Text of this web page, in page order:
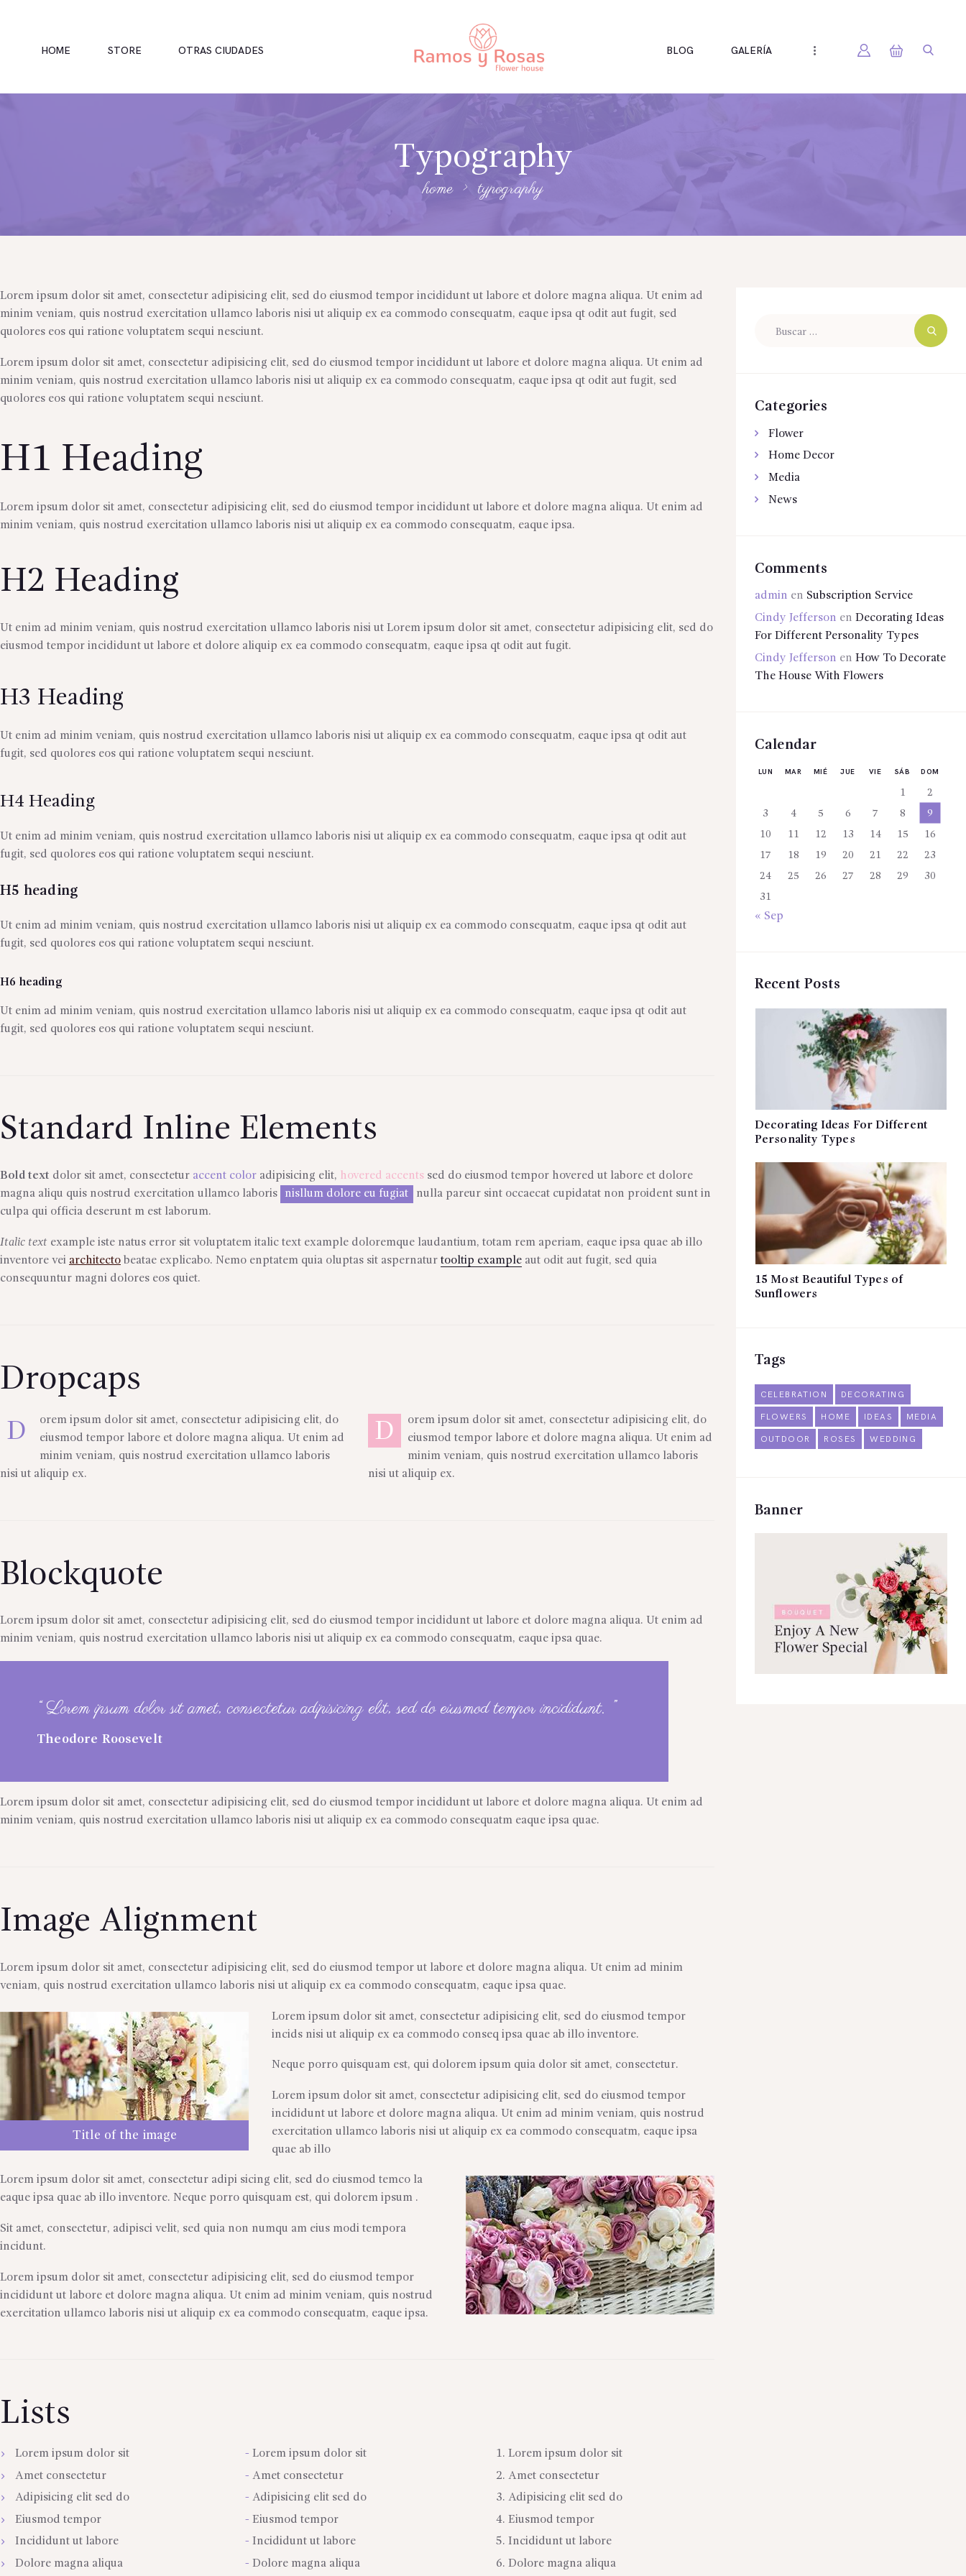
HOME STORE OTRAS CIUDADES BLOG GALERÍA
Typography
home typography
OFRENDA FÚNEBRE
OTRAS CIUDADES
BLOG
GALERÍA
Lorem ipsum dolor sit amet, consectetur adipisicing elit, sed do eiusmod tempor incididunt ut labore et dolore magna aliqua. Ut enim ad
minim veniam, quis nostrud exercitation ullamco laboris nisi ut aliquip ex ea commodo consequatm, eaque ipsa qt odit aut fugit, sed
quolores eos qui ratione voluptatem sequi nesciunt.
Lorem ipsum dolor sit amet, consectetur adipisicing elit, sed do eiusmod tempor incididunt ut labore et dolore magna aliqua. Ut enim ad
minim veniam, quis nostrud exercitation ullamco laboris nisi ut aliquip ex ea commodo consequatm, eaque ipsa qt odit aut fugit, sed
quolores eos qui ratione voluptatem sequi nesciunt.
H1 Heading
Lorem ipsum dolor sit amet, consectetur adipisicing elit, sed do eiusmod tempor incididunt ut labore et dolore magna aliqua. Ut enim ad
minim veniam, quis nostrud exercitation ullamco laboris nisi ut aliquip ex ea commodo consequatm, eaque ipsa.
H2 Heading
Ut enim ad minim veniam, quis nostrud exercitation ullamco laboris nisi ut Lorem ipsum dolor sit amet, consectetur adipisicing elit, sed do
eiusmod tempor incididunt ut labore et dolore aliquip ex ea commodo consequatm, eaque ipsa qt odit aut fugit.
H3 Heading
Ut enim ad minim veniam, quis nostrud exercitation ullamco laboris nisi ut aliquip ex ea commodo consequatm, eaque ipsa qt odit aut
fugit, sed quolores eos qui ratione voluptatem sequi nesciunt.
H4 Heading
Ut enim ad minim veniam, quis nostrud exercitation ullamco laboris nisi ut aliquip ex ea commodo consequatm, eaque ipsa qt odit aut
fugit, sed quolores eos qui ratione voluptatem sequi nesciunt.
H5 heading
Ut enim ad minim veniam, quis nostrud exercitation ullamco laboris nisi ut aliquip ex ea commodo consequatm, eaque ipsa qt odit aut
fugit, sed quolores eos qui ratione voluptatem sequi nesciunt.
H6 heading
Ut enim ad minim veniam, quis nostrud exercitation ullamco laboris nisi ut aliquip ex ea commodo consequatm, eaque ipsa qt odit aut
fugit, sed quolores eos qui ratione voluptatem sequi nesciunt.
Standard Inline Elements
Bold text dolor sit amet, consectetur accent color adipisicing elit, hovered accents sed do eiusmod tempor hovered ut labore et dolore
magna aliqu quis nostrud exercitation ullamco laboris
nisllum dolore eu fugiat
nulla pareur sint occaecat cupidatat non proident sunt in
culpa qui officia deserunt m est laborum.
Italic text example iste natus error sit voluptatem italic text example doloremque laudantium, totam rem aperiam, eaque ipsa quae ab illo
inventore vei architecto beatae explicabo. Nemo enptatem quia oluptas sit aspernatur tooltip example aut odit aut fugit, sed quia
consequuntur magni dolores eos quiet.
Dropcaps
D
orem ipsum dolor sit amet, consectetur adipisicing elit, do
eiusmod tempor labore et dolore magna aliqua. Ut enim ad
minim veniam, quis nostrud exercitation ullamco laboris
nisi ut aliquip ex.
D
orem ipsum dolor sit amet, consectetur adipisicing elit, do
eiusmod tempor labore et dolore magna aliqua. Ut enim ad
minim veniam, quis nostrud exercitation ullamco laboris
nisi ut aliquip ex.
Blockquote
Lorem ipsum dolor sit amet, consectetur adipisicing elit, sed do eiusmod tempor incididunt ut labore et dolore magna aliqua. Ut enim ad
minim veniam, quis nostrud exercitation ullamco laboris nisi ut aliquip ex ea commodo consequatm, eaque ipsa quae.
“ Lorem ipsum dolor sit amet, consectetur adipisicing elit, sed do eiusmod tempor incididunt. ”
Theodore Roosevelt
Lorem ipsum dolor sit amet, consectetur adipisicing elit, sed do eiusmod tempor incididunt ut labore et dolore magna aliqua. Ut enim ad
minim veniam, quis nostrud exercitation ullamco laboris nisi ut aliquip ex ea commodo consequatm eaque ipsa quae.
Image Alignment
Lorem ipsum dolor sit amet, consectetur adipisicing elit, sed do eiusmod tempor ut labore et dolore magna aliqua. Ut enim ad minim
veniam, quis nostrud exercitation ullamco laboris nisi ut aliquip ex ea commodo consequatm, eaque ipsa quae.
Title of the image
Lorem ipsum dolor sit amet, consectetur adipisicing elit, sed do eiusmod tempor
incids nisi ut aliquip ex ea commodo conseq ipsa quae ab illo inventore.
Neque porro quisquam est, qui dolorem ipsum quia dolor sit amet, consectetur.
Lorem ipsum dolor sit amet, consectetur adipisicing elit, sed do eiusmod tempor
incididunt ut labore et dolore magna aliqua. Ut enim ad minim veniam, quis nostrud
exercitation ullamco laboris nisi ut aliquip ex ea commodo consequatm, eaque ipsa
quae ab illo
Lorem ipsum dolor sit amet, consectetur adipi sicing elit, sed do eiusmod temco la
eaque ipsa quae ab illo inventore. Neque porro quisquam est, qui dolorem ipsum .
Sit amet, consectetur, adipisci velit, sed quia non numqu am eius modi tempora
incidunt.
Lorem ipsum dolor sit amet, consectetur adipisicing elit, sed do eiusmod tempor
incididunt ut labore et dolore magna aliqua. Ut enim ad minim veniam, quis nostrud
exercitation ullamco laboris nisi ut aliquip ex ea commodo consequatm, eaque ipsa.
Lists
Lorem ipsum dolor sit
Amet consectetur
Adipisicing elit sed do
Eiusmod tempor
Incididunt ut labore
Dolore magna aliqua
Lorem ipsum dolor sit
Amet consectetur
Adipisicing elit sed do
Eiusmod tempor
Incididunt ut labore
Dolore magna aliqua
Lorem ipsum dolor sit
Amet consectetur
Adipisicing elit sed do
Eiusmod tempor
Incididunt ut labore
Dolore magna aliqua
Categories
Flower
Home Decor
Media
News
Comments
admin en Subscription Service
Cindy Jefferson en Decorating Ideas
For Different Personality Types
Cindy Jefferson en How To Decorate
The House With Flowers
Calendar
LUN MAR MIÉ JUE VIE SÁB DOM
1 2
3 4 5 6 7 8 9
10 11 12 13 14 15 16
17 18 19 20 21 22 23
24 25 26 27 28 29 30
31
« Sep
Recent Posts
Decorating Ideas For Different
Personality Types
15 Most Beautiful Types of
Sunflowers
Tags
CELEBRATION DECORATING
FLOWERS HOME IDEAS MEDIA
OUTDOOR ROSES WEDDING
Banner